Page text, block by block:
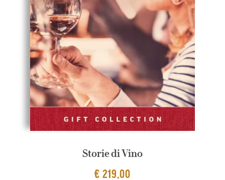
Storie di Vino
€ 219,00